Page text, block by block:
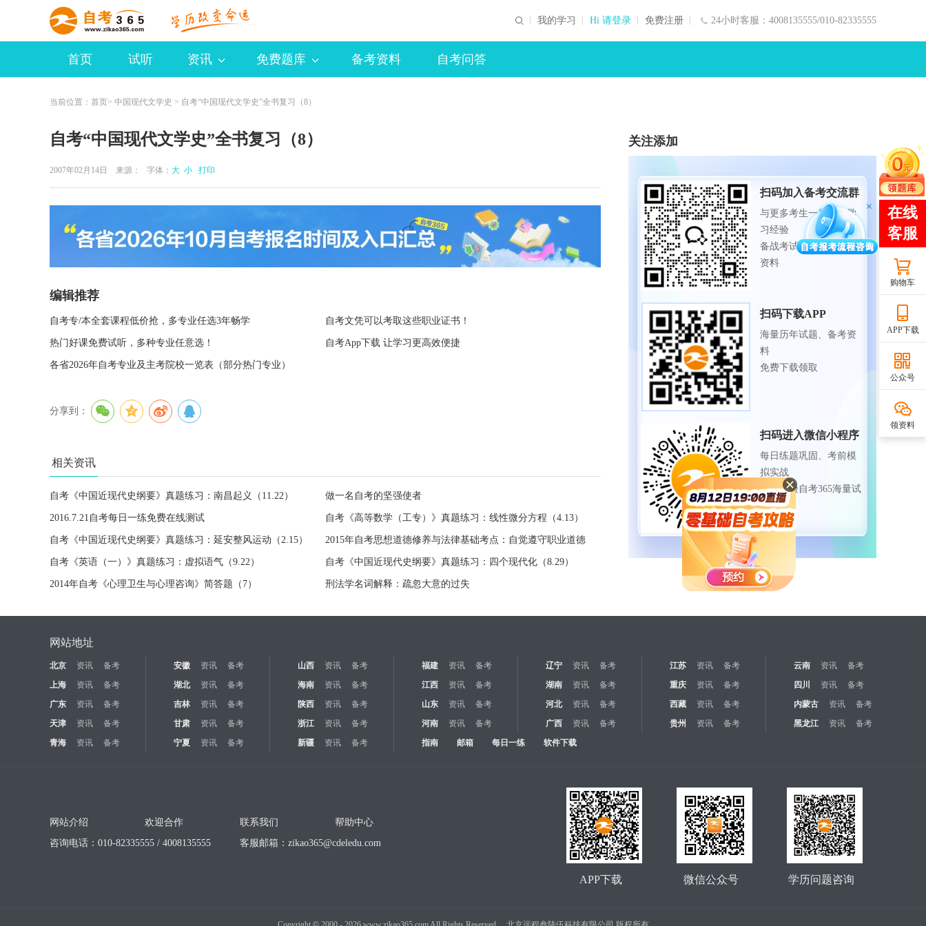
24小时客服：4008135555/010-82335555
我的学习 Hi 请登录 免费注册
首页 试听 资讯 免费题库 备考资料 自考问答
当前位置： 首页> 中国现代文学史 > 自考“中国现代文学史”全书复习（8）
自考“中国现代文学史”全书复习（8）
2007年02月14日 来源： 字体： 大 小 打印
编辑推荐
自考专/本全套课程低价抢，多专业任选3年畅学 自考文凭可以考取这些职业证书！
热门好课免费试听，多种专业任意选！ 自考App下载 让学习更高效便捷
各省2026年自考专业及主考院校一览表（部分热门专业）
分享到：
相关资讯
自考《中国近现代史纲要》真题练习：南昌起义（11.22） 做一名自考的坚强使者
2016.7.21自考每日一练免费在线测试 自考《高等数学（工专）》真题练习：线性微分方程（4.13）
自考《中国近现代史纲要》真题练习：延安整风运动（2.15） 2015年自考思想道德修养与法律基础考点：自觉遵守职业道德
自考《英语（一）》真题练习：虚拟语气（9.22） 自考《中国近现代史纲要》真题练习：四个现代化（8.29）
2014年自考《心理卫生与心理咨询》简答题（7） 刑法学名词解释：疏忽大意的过失
关注添加
扫码加入备考交流群
与更多考生一起交流学
习经验
备战考试，获取试题及
资料
扫码下载APP
海量历年试题、备考资
料
免费下载领取
扫码进入微信小程序
每日练题巩固、考前模
拟实战
免费体验自考365海量试
题
购物车
APP下载
公众号
领资料
网站地址
北京 资讯 备考 安徽 资讯 备考 山西 资讯 备考 福建 资讯 备考 辽宁 资讯 备考 江苏 资讯 备考 云南 资讯
备考
上海
资讯 备考 湖北 资讯 备考 海南 资讯 备考 江西 资讯 备考 湖南 资讯 备考 重庆 资讯 备考 四川 资讯
备考
广东
资讯 备考 吉林 资讯 备考 陕西 资讯 备考 山东 资讯 备考 河北 资讯 备考 西藏 资讯 备考 内蒙古 资讯
备考
天津
资讯 备考 甘肃 资讯 备考 浙江 资讯 备考 河南 资讯 备考 广西 资讯 备考 贵州 资讯 备考 黑龙江 资讯
备考
青海
资讯 备考 宁夏 资讯 备考 新疆 资讯 备考 指南 邮箱 每日一练 软件下载
网站介绍 欢迎合作 联系我们
帮助中心
咨询电话：010-82335555 / 4008135555
客服邮箱： zikao365@cdeledu.com
学历问题咨询
微信公众号
APP下载